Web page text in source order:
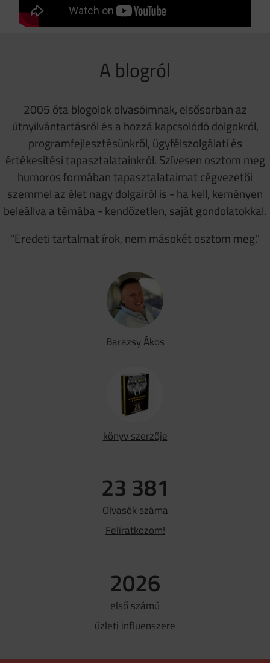
A blogról
2005 óta blogolok olvasóimnak, elsősorban az
útnyilvántartásról és a hozzá kapcsolódó dolgokról,
programfejlesztésünkről, ügyfélszolgálati és
értékesítési tapasztalatainkról. Szívesen osztom meg
humoros formában tapasztalataimat cégvezetői
szemmel az élet nagy dolgairól is - ha kell, keményen
beleállva a témába - kendőzetlen, saját gondolatokkal.
"Eredeti tartalmat írok, nem másokét osztom meg."
Barazsy Ákos
könyv szerzője
23 381
Olvasók száma
Feliratkozom!
2026
első számú
üzleti influenszere